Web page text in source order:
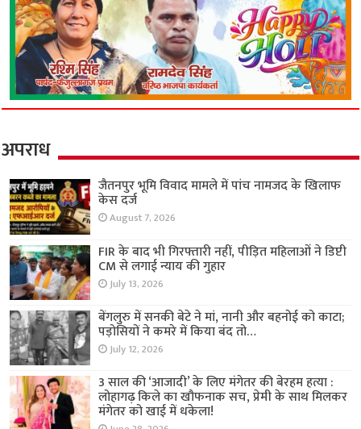
अपराध
जैतनपुर भूमि विवाद मामले में पांच नामजद के खिलाफ
केस दर्ज
August 7, 2026
FIR के बाद भी गिरफ्तारी नहीं, पीड़ित महिलाओं ने डिप्टी
CM से लगाई न्याय की गुहार
July 13, 2026
बेंगलुरु में सनकी बेटे ने मां, नानी और बहनोई को काटा;
पड़ोसियों ने कमरे में किया बंद तो…
July 12, 2026
3 साल की ‘आजादी’ के लिए मंगेतर की बेरहम हत्या :
लोहागढ़ किले का खौफनाक सच, प्रेमी के साथ मिलकर
मंगेतर को खाई में धकेला!